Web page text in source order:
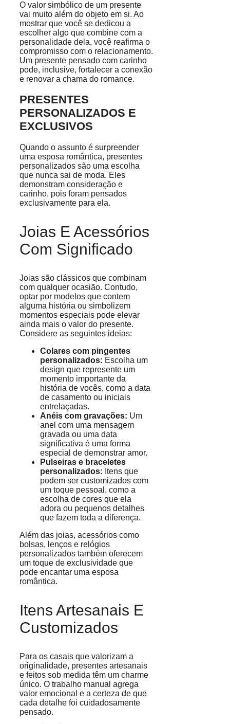
O valor simbólico de um presente
vai muito além do objeto em si. Ao
mostrar que você se dedicou a
escolher algo que combine com a
personalidade dela, você reafirma o
compromisso com o relacionamento.
Um presente pensado com carinho
pode, inclusive, fortalecer a conexão
e renovar a chama do romance.
PRESENTES
PERSONALIZADOS E
EXCLUSIVOS
Quando o assunto é surpreender
uma esposa romântica, presentes
personalizados são uma escolha
que nunca sai de moda. Eles
demonstram consideração e
carinho, pois foram pensados
exclusivamente para ela.
Joias E Acessórios
Com Significado
Joias são clássicos que combinam
com qualquer ocasião. Contudo,
optar por modelos que contem
alguma história ou simbolizem
momentos especiais pode elevar
ainda mais o valor do presente.
Considere as seguintes ideias:
Colares com pingentes
personalizados: Escolha um
design que represente um
momento importante da
história de vocês, como a data
de casamento ou iniciais
entrelaçadas.
Anéis com gravações: Um
anel com uma mensagem
gravada ou uma data
significativa é uma forma
especial de demonstrar amor.
Pulseiras e braceletes
personalizados: Itens que
podem ser customizados com
um toque pessoal, como a
escolha de cores que ela
adora ou pequenos detalhes
que fazem toda a diferença.
Além das joias, acessórios como
bolsas, lenços e relógios
personalizados também oferecem
um toque de exclusividade que
pode encantar uma esposa
romântica.
Itens Artesanais E
Customizados
Para os casais que valorizam a
originalidade, presentes artesanais
e feitos sob medida têm um charme
único. O trabalho manual agrega
valor emocional e a certeza de que
cada detalhe foi cuidadosamente
pensado.